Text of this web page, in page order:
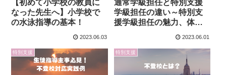
【初めて小学校の教員に
なった先生へ】小学校で
の水泳指導の基本！
2023.06.03
通常学級担任と特別支援
学級担任の違い～特別支
援学級担任の魅力、体験
2023.06.01
特別支援 特別支援